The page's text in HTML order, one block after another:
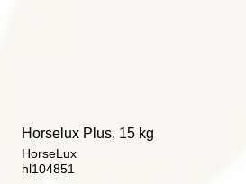
Horselux Plus, 15 kg
HorseLux
hl104851